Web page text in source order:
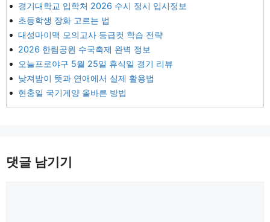
경기대학교 입학처 2026 수시 정시 입시정보
초등학생 장화 고르는 법
대성마이맥 모의고사 등급컷 학습 전략
2026 한림공원 수국축제 완벽 정보
오늘프로야구 5월 25일 휴식일 경기 리뷰
낮져밤이 뜻과 연애에서 실제 활용법
현충일 국기게양 올바른 방법
댓글 남기기